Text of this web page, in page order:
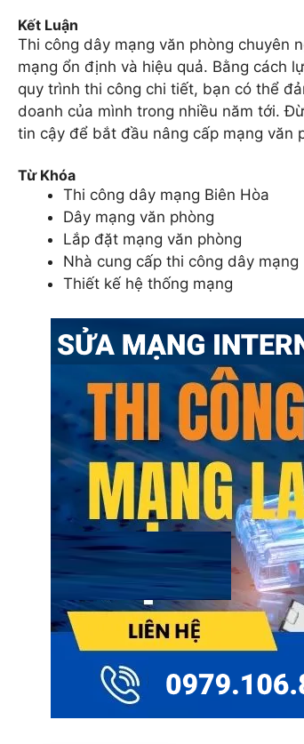
Kết Luận
Thi công dây mạng văn phòng chuyên
mạng ổn định và hiệu quả. Bằng cách
quy trình thi công chi tiết, bạn có thể
doanh của mình trong nhiều năm tới.
tin cậy để bắt đầu nâng cấp mạng văn
Từ Khóa
Thi công dây mạng Biên Hòa
Dây mạng văn phòng
Lắp đặt mạng văn phòng
Nhà cung cấp thi công dây mạng
Thiết kế hệ thống mạng